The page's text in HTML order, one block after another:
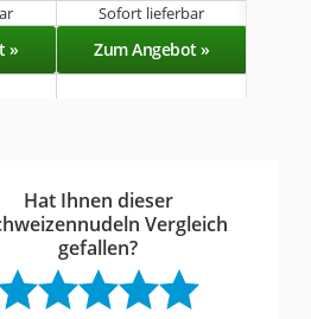
Sofort lieferbar
» Zum Angebot »
Hat Ihnen dieser
Vergleich
gefallen?